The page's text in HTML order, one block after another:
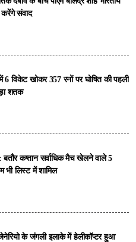
संवाद
6 विकेट खोकर 357 रनों पर घोषित की पहली
शतक
बतौर कप्तान सर्वाधिक मैच खेलने वाले 5
भी लिस्ट में शामिल
के जंगली इलाके में हेलीकॉप्टर हुआ